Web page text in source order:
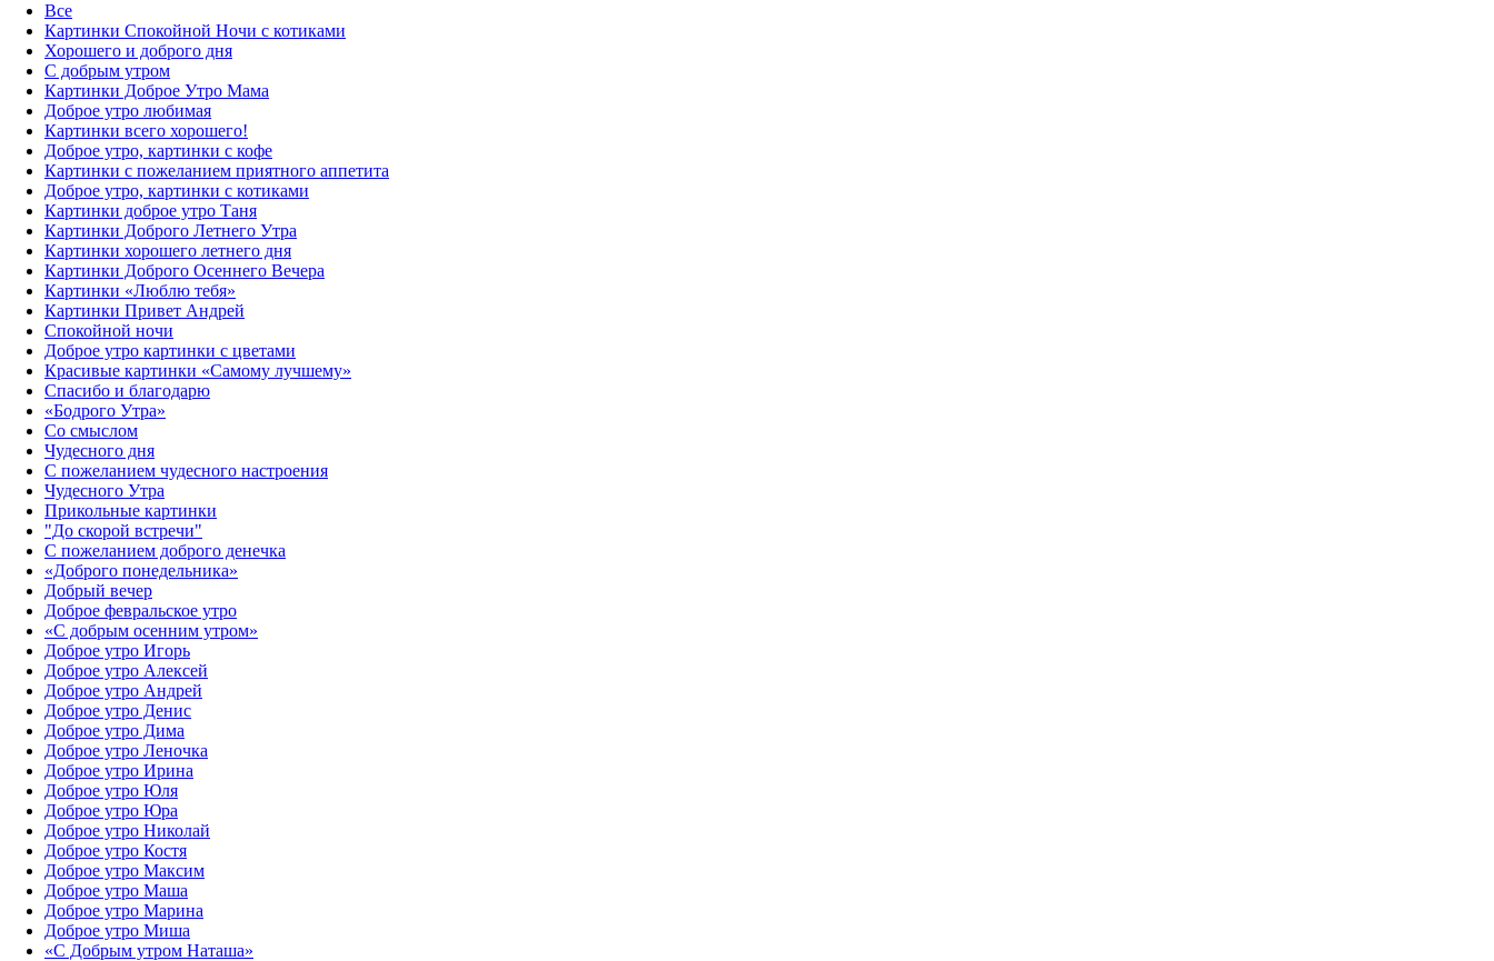
Все
Картинки Спокойной Ночи с котиками
Хорошего и доброго дня
С добрым утром
Картинки Доброе Утро Мама
Доброе утро любимая
Картинки всего хорошего!
Доброе утро, картинки с кофе
Картинки с пожеланием приятного аппетита
Доброе утро, картинки с котиками
Картинки доброе утро Таня
Картинки Доброго Летнего Утра
Картинки хорошего летнего дня
Картинки Доброго Осеннего Вечера
Картинки «Люблю тебя»
Картинки Привет Андрей
Спокойной ночи
Доброе утро картинки с цветами
Красивые картинки «Самому лучшему»
Спасибо и благодарю
«‎Бодрого Утра»‎
Со смыслом
Чудесного дня
С пожеланием чудесного настроения
Чудесного Утра
Прикольные картинки
"До скорой встречи"
С пожеланием доброго денечка
«Доброго понедельника»‎
Добрый вечер
Доброе февральское утро
«С добрым осенним утром»‎
Доброе утро Игорь
Доброе утро Алексей
Доброе утро Андрей
Доброе утро Денис
Доброе утро Дима
Доброе утро Леночка
Доброе утро Ирина
Доброе утро Юля
Доброе утро Юра
Доброе утро Николай
Доброе утро Костя
Доброе утро Максим
Доброе утро Маша
Доброе утро Марина
Доброе утро Миша
«С Добрым утром Наташа»